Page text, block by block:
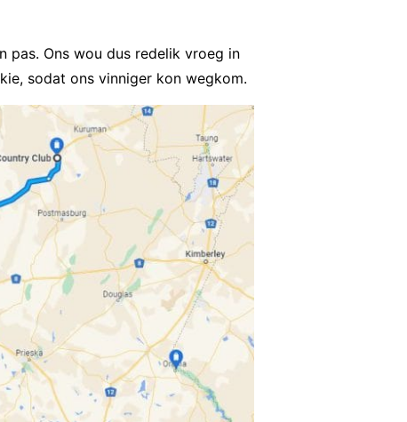
pas. Ons wou dus redelik vroeg in
sodat ons vinniger kon wegkom.